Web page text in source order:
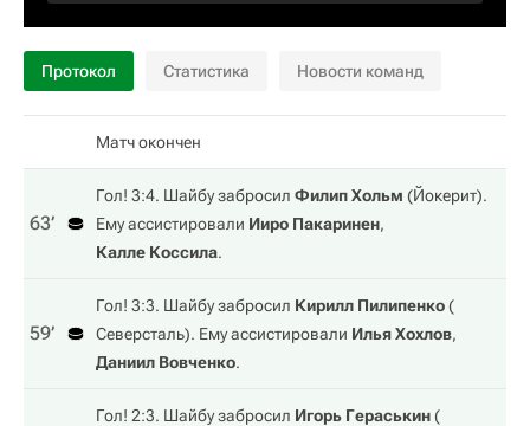
Протокол Статистика Новости команд
Матч окончен
63‎’‎
Гол! 3:4. Шайбу забросил Филип Хольм (Йокерит).
Ему ассистировали Ииро Пакаринен,
Калле Коссила.
59‎’‎
Гол! 3:3. Шайбу забросил Кирилл Пилипенко(
Северсталь). Ему ассистировали Илья Хохлов,
Даниил Вовченко.
Гол! 2:3. Шайбу забросил Игорь Гераськин(